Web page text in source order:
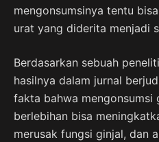
mengonsumsinya tentu
urat yang diderita menjadi
Berdasarkan sebuah
hasilnya dalam jurnal
fakta bahwa mengonsumsi
berlebihan bisa
merusak fungsi ginjal, dan